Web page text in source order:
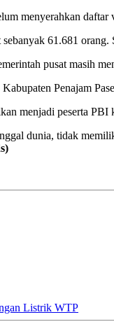
menyerahkan
61.681
pusat masih
Penajam
menjadi peserta
dunia, tidak
Listrik WTP